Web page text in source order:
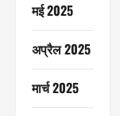
मई 2025
अप्रैल 2025
मार्च 2025